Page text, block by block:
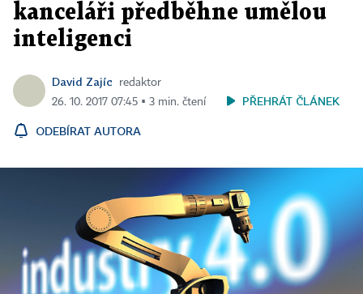
kanceláři předběhne umělou
inteligenci
David Zajíc
redaktor
26. 10. 2017 07:45 ▪ 3 min. čtení
PŘEHRÁT ČLÁNEK
ODEBÍRAT AUTORA